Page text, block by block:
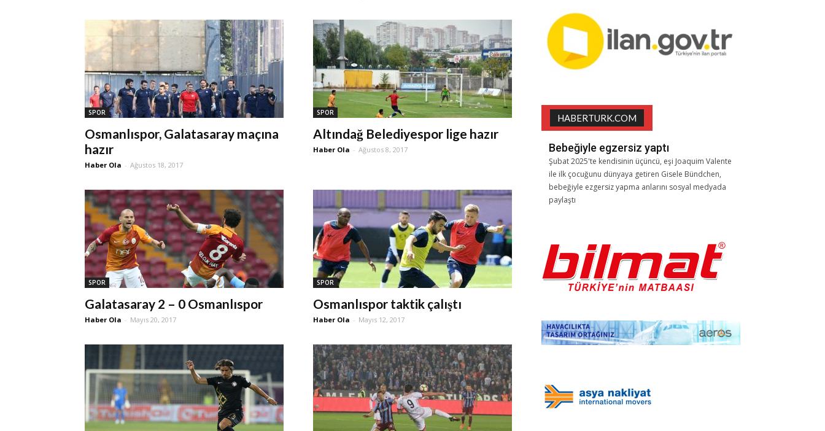
SPOR
Osmanlıspor, Galatasaray maçına
hazır
Haber Ola - Ağustos 18, 2017
SPOR
Altındağ Belediyespor lige hazır
Haber Ola - Ağustos 8, 2017
SPOR
Galatasaray 2 – 0 Osmanlıspor
Haber Ola - Mayıs 20, 2017
SPOR
Osmanlıspor taktik çalıştı
Haber Ola - Mayıs 12, 2017
HABERTURK.COM
Bebeğiyle egzersiz yaptı
Şubat 2025'te kendisinin üçüncü, eşi Joaquim Valente
ile ilk çocuğunu dünyaya getiren Gisele Bündchen,
bebeğiyle ezgersiz yapma anlarını sosyal medyada
paylaştı